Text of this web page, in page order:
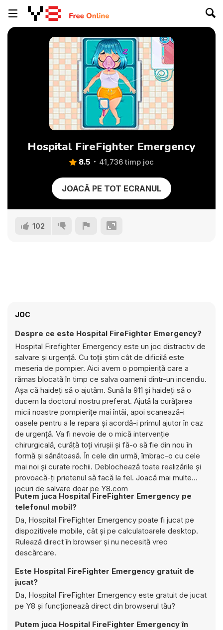
Hospital FireFighter Emergency
8.5 41,736 timp joc
JOACĂ PE TOT ECRANUL
102
JOC
Despre ce este Hospital FireFighter Emergency?
Hospital Firefighter Emergency este un joc distractiv de
salvare și urgență. Cu toții știm cât de dificilă este
meseria de pompier. Aici avem o pompieriță care a
rămas blocată în timp ce salva oamenii dintr-un incendiu.
Așa că haideți să o ajutăm. Sună la 911 și haideți să o
ducem la doctorul nostru preferat. Ajută la curățarea
micii noastre pompierițe mai întâi, apoi scanează-i
oasele pentru a le repara și acordă-i primul ajutor în caz
de urgență. Va fi nevoie de o mică intervenție
chirurgicală, curăță toți virușii și fă-o să fie din nou în
formă și sănătoasă. În cele din urmă, îmbrac-o cu cele
mai noi și curate rochii. Deblochează toate realizările și
provoacă-ți prietenul să facă la fel. Joacă mai multe
jocuri de salvare doar pe Y8.com
Putem juca Hospital FireFighter Emergency pe
telefonul mobil?
Da, Hospital FireFighter Emergency poate fi jucat pe
dispozitivele mobile, cât și pe calculatoarele desktop.
Rulează direct în browser și nu necesită vreo
descărcare.
Este Hospital FireFighter Emergency gratuit de
jucat?
Da, Hospital FireFighter Emergency este gratuit de jucat
pe Y8 și funcționează direct din browserul tău?
Putem juca Hospital FireFighter Emergency în